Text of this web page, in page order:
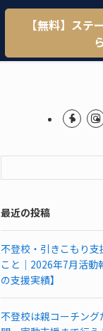
【無料】ステ
ら
最近の投稿
不登校・引きこもり
こと｜2026年7月活動
の支援実績】
不登校は親コーチン